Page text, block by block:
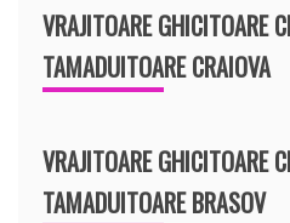
VRAJITOARE GHICITOARE
TAMADUITOARE CRAIOVA
VRAJITOARE GHICITOARE
TAMADUITOARE BRASOV